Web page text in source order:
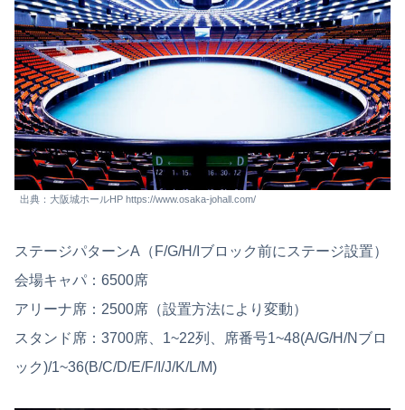
出典：大阪城ホールHP https://www.osaka-johall.com/
ステージパターンA（F/G/H/Iブロック前にステージ設置）
会場キャパ：6500席
アリーナ席：2500席（設置方法により変動）
スタンド席：3700席、1~22列、席番号1~48(A/G/H/Nブロ
ック)/1~36(B/C/D/E/F/I/J/K/L/M)